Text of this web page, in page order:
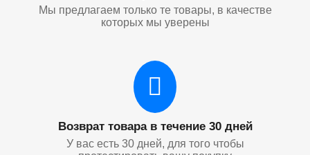
Мы предлагаем только те товары, в качестве
которых мы уверены
Возврат товара в течение 30 дней
У вас есть 30 дней, для того чтобы